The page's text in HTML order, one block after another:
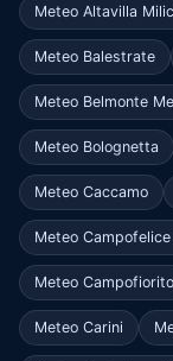
Meteo Altavilla
Meteo Balestrate
Meteo Belmonte
Meteo Bolognetta
Meteo Caccamo
Meteo
Meteo Campofiorito
Meteo Carini